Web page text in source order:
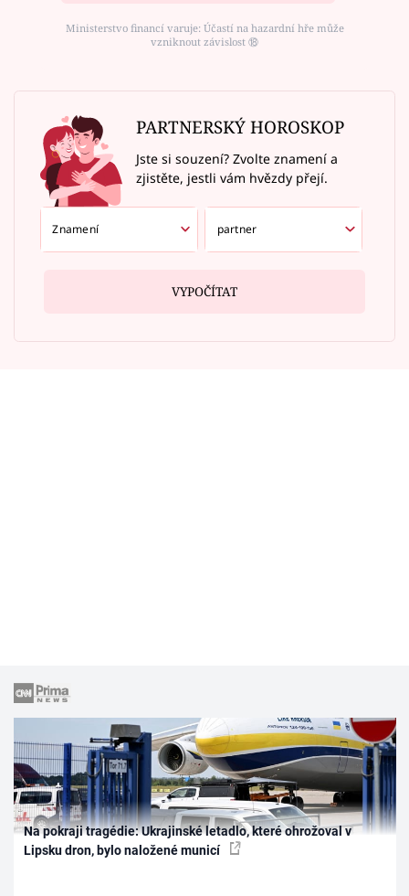
Ministerstvo financí varuje: Účastí na hazardní hře může
vzniknout závislost ⑱
PARTNERSKÝ HOROSKOP
Jste si souzení? Zvolte znamení a
zjistěte, jestli vám hvězdy přejí.
VYPOČÍTAT
Na pokraji tragédie: Ukrajinské letadlo, které ohrožoval v
Lipsku dron, bylo naložené municí